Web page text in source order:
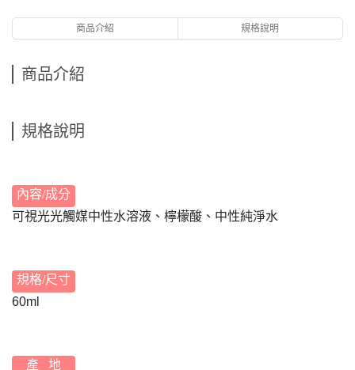
商品介紹 規格說明
商品介紹
規格說明
內容/成分
可視光光觸媒中性水溶液、檸檬酸、中性純淨水
規格/尺寸
60ml
產 地